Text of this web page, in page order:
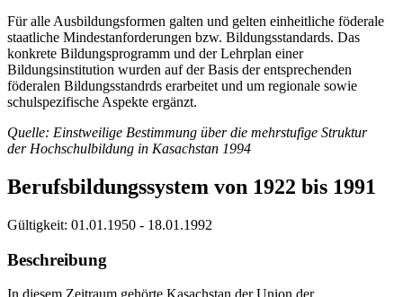
Für alle Ausbildungsformen galten und gelten einheitliche föderale
staatliche Mindestanforderungen bzw. Bildungsstandards. Das
konkrete Bildungsprogramm und der Lehrplan einer
Bildungsinstitution wurden auf der Basis der entsprechenden
föderalen Bildungsstandrds erarbeitet und um regionale sowie
schulspezifische Aspekte ergänzt.
Quelle: Einstweilige Bestimmung über die mehrstufige Struktur
der Hochschulbildung in Kasachstan 1994
Berufsbildungssystem von 1922 bis 1991
Gültigkeit: 01.01.1950 - 18.01.1992
Beschreibung